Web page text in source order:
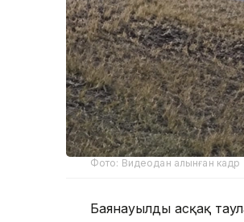
Фото: Видеодан алынған кадр
Баянауылдың асқақ